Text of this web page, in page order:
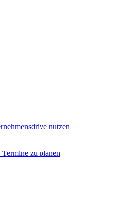
nutzen
zu planen